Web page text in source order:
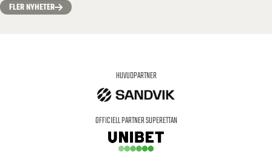
FLER NYHETER
HUVUDPARTNER
OFFICIELL PARTNER SUPERETTAN